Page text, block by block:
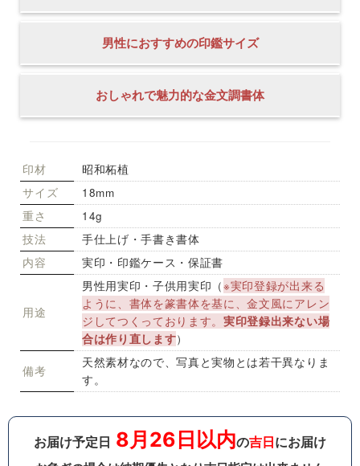
男性におすすめの印鑑サイズ
おしゃれで魅力的な金文調書体
印材
昭和柘植
サイズ
18mm
重さ
14g
技法
手仕上げ・手書き書体
内容
実印・印鑑ケース・保証書
用途
男性用実印・子供用実印（※実印登録が出来る
ように、書体を篆書体を基に、金文風にアレン
ジしてつくっております。実印登録出来ない場
合は作り直します）
備考
天然素材なので、写真と実物とは若干異なりま
す。
お届け予定日 8月26日以内の吉日にお届け